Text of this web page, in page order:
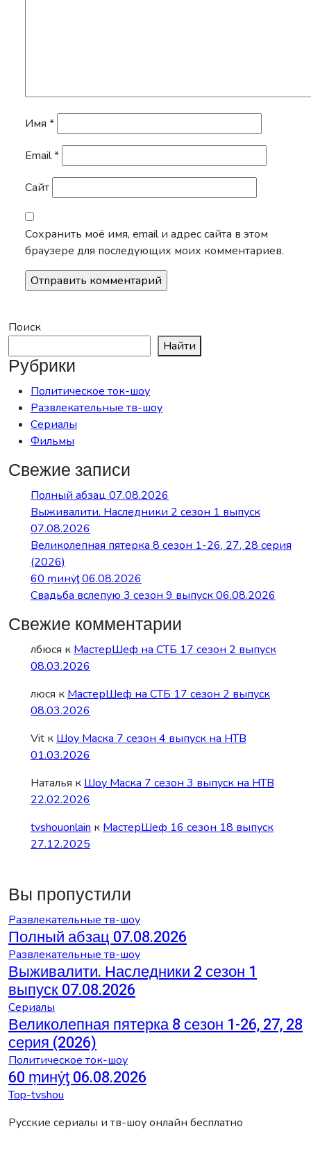
Имя *
Email*
Сайт
Сохранить моё имя, email и адрес сайта в этом
браузере для последующих моих комментариев.
Поиск
Найти
Рубрики
Политическое ток-шоу
Развлекательные тв-шоу
Сериалы
Фильмы
Свежие записи
Полный абзац 07.08.2026
Выживалити. Наследники 2 сезон 1 выпуск
07.08.2026
Великолепная пятерка 8 сезон 1-26, 27, 28 серия
(2026)
60 ṃинẏƫ 06.08.2026
Свадьба вслепую 3 сезон 9 выпуск 06.08.2026
Свежие комментарии
лбюся к МастерШеф на СТБ 17 сезон 2 выпуск
08.03.2026
люся к МастерШеф на СТБ 17 сезон 2 выпуск
08.03.2026
Vit к Шоу Маска 7 сезон 4 выпуск на НТВ
01.03.2026
Наталья к Шоу Маска 7 сезон 3 выпуск на НТВ
22.02.2026
tvshouonlain к МастерШеф 16 сезон 18 выпуск
27.12.2025
Вы пропустили
Развлекательные тв-шоу
Полный абзац 07.08.2026
Развлекательные тв-шоу
Выживалити. Наследники 2 сезон 1
выпуск 07.08.2026
Сериалы
Великолепная пятерка 8 сезон 1-26, 27, 28
серия (2026)
Политическое ток-шоу
60 ṃинẏƫ 06.08.2026
Top-tvshou
Русские сериалы и тв-шоу онлайн бесплатно